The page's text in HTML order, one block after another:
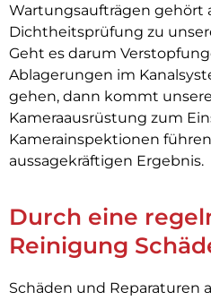
Wartungsaufträgen gehört
Dichtheitsprüfung zu
Geht es darum
Ablagerungen im
gehen, dann kommt
Kameraausrüstung zum
Kamerainspektionen
aussagekräftigen Ergebnis.
Durch eine
Reinigung
Schäden und Reparaturen